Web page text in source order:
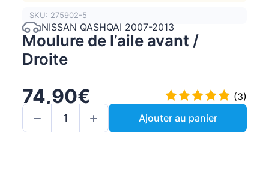
SKU: 275902-5
NISSAN QASHQAI 2007-2013
Moulure de l’aile avant /
Droite
74,90€
(3)
Ajouter au panier